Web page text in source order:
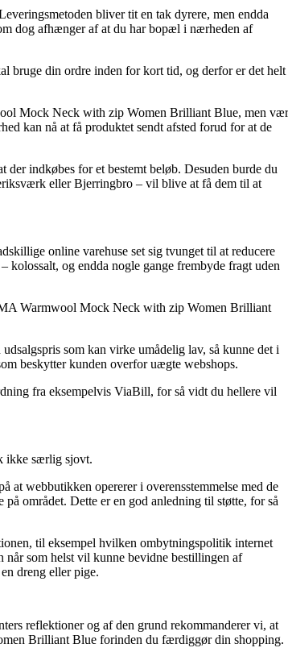
bliver tit en tak dyrere, men endda
dog afhænger af at du har bopæl i nærheden af
bruge din ordre inden for kort tid, og derfor er det helt
Mock Neck with zip Women Brilliant Blue, men vær
kan nå at få produktet sendt afsted forud for at de
indkøbes for et bestemt beløb. Desuden burde du
eller Bjerringbro – vil blive at få dem til at
online varehuse set sig tvunget til at reducere
og endda nogle gange frembyde fragt uden
Warmwool Mock Neck with zip Women Brilliant
som kan virke umådelig lav, så kunne det i
beskytter kunden overfor uægte webshops.
fra eksempelvis ViaBill, for så vidt du hellere vil
ikke særlig sjovt.
at webbutikken opererer i overensstemmelse med de
området. Dette er en god anledning til støtte, for så
til eksempel hvilken ombytningspolitik internet
når som helst vil kunne bevidne bestillingen af
dreng eller pige.
reflektioner og af den grund rekommanderer vi, at
Brilliant Blue forinden du færdiggør din shopping.